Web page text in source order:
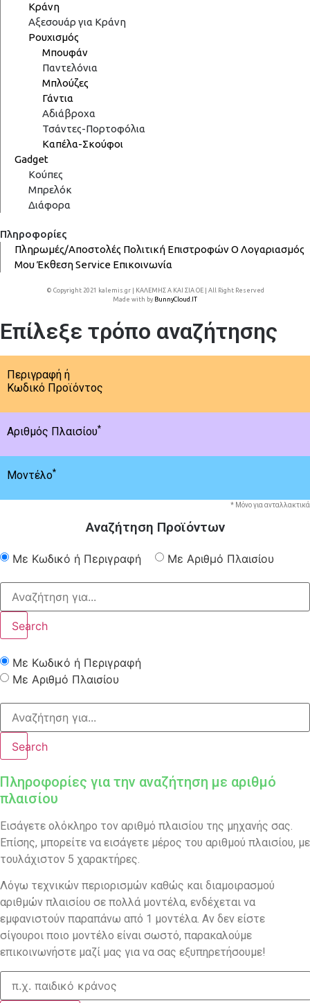
Κράνη
Αξεσουάρ για Κράνη
Ρουχισμός
Μπουφάν
Παντελόνια
Μπλούζες
Γάντια
Αδιάβροχα
Τσάντες-Πορτοφόλια
Καπέλα-Σκούφοι
Gadget
Κούπες
Μπρελόκ
Διάφορα
Πληροφορίες
Πληρωμές/Αποστολές Πολιτική ΕπιστροφώνΟ Λογαριασμός
ΜουΈκθεσηService Επικοινωνία
© Copyright 2021 kalemis.gr | ΚΑΛΕΜΗΣ Α ΚΑΙ ΣΙΑ ΟΕ | All Right Reserved
Made with by BunnyCloud.IT
Επίλεξε τρόπο αναζήτησης
Περιγραφή ή
Κωδικό Προϊόντος
Αριθμός Πλαισίου*
Μοντέλο*
* Μόνο για ανταλλακτικά
Αναζήτηση Προϊόντων
Με Κωδικό ή Περιγραφή Με Αριθμό Πλαισίου
Search
Με Κωδικό ή Περιγραφή
Με Αριθμό Πλαισίου
Search
Πληροφορίες για την αναζήτηση με αριθμό
πλαισίου
Εισάγετε ολόκληρο τον αριθμό πλαισίου της μηχανής σας.
Επίσης, μπορείτε να εισάγετε μέρος του αριθμού πλαισίου, με
τουλάχιστον 5 χαρακτήρες.
Λόγω τεχνικών περιορισμών καθώς και διαμοιρασμού
αριθμών πλαισίου σε πολλά μοντέλα, ενδέχεται να
εμφανιστούν παραπάνω από 1 μοντέλα. Αν δεν είστε
σίγουροι ποιο μοντέλο είναι σωστό, παρακαλούμε
επικοινωνήστε μαζί μας για να σας εξυπηρετήσουμε!